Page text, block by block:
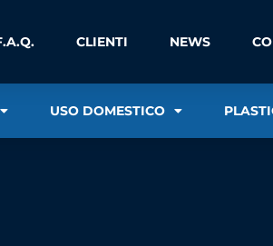
CLIENTI NEWS
USO DOMESTICO